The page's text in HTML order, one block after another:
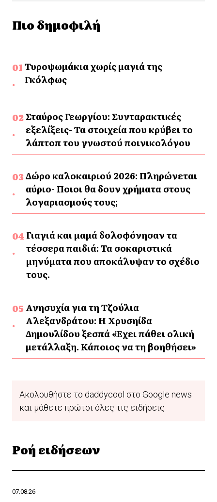
Πιο δημοφιλή
Τυροψωμάκια χωρίς μαγιά της
Γκόλφως
Σταύρος Γεωργίου: Συνταρακτικές
εξελίξεις- Τα στοιχεία που κρύβει το
λάπτοπ του γνωστού ποινικολόγου
Δώρο καλοκαιριού 2026: Πληρώνεται
αύριο- Ποιοι θα δουν χρήματα στους
λογαριασμούς τους;
Γιαγιά και μαμά δολοφόνησαν τα
τέσσερα παιδιά: Τα σοκαριστικά
μηνύματα που αποκάλυψαν το σχέδιο
τους.
Ανησυχία για τη Τζούλια
Αλεξανδράτου: Η Χρυσηίδα
Δημουλίδου ξεσπά «Έχει πάθει ολική
μετάλλαξη. Κάποιος να τη βοηθήσει»
Ακολουθήστε το daddycool στο Google news
και μάθετε πρώτοι όλες τις ειδήσεις
Ροή ειδήσεων
07.08.26